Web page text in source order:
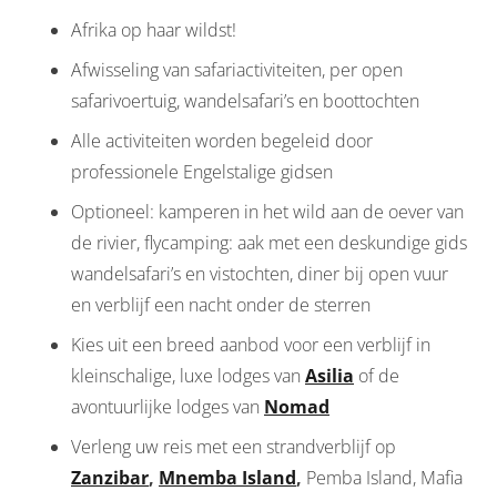
Afrika op haar wildst!
Afwisseling van safariactiviteiten, per open
safarivoertuig, wandelsafari’s en boottochten
Alle activiteiten worden begeleid door
professionele Engelstalige gidsen
Optioneel: kamperen in het wild aan de oever van
de rivier, flycamping: aak met een deskundige gids
wandelsafari’s en vistochten, diner bij open vuur
en verblijf een nacht onder de sterren
Kies uit een breed aanbod voor een verblijf in
kleinschalige, luxe lodges van Asilia of de
avontuurlijke lodges van Nomad
Verleng uw reis met een strandverblijf op
Zanzibar, Mnemba Island, Pemba Island, Mafia